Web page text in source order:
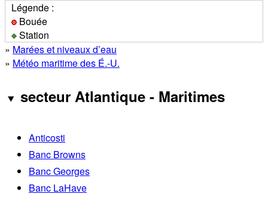
Légende :
Bouée
Station
» Marées et niveaux d’eau
» Météo maritime des É.-U.
secteur Atlantique - Maritimes
Anticosti
Banc Browns
Banc Georges
Banc LaHave